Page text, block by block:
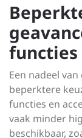
functies
Een nadeel
beperktere
functies en
vaak minder
beschikbaar,